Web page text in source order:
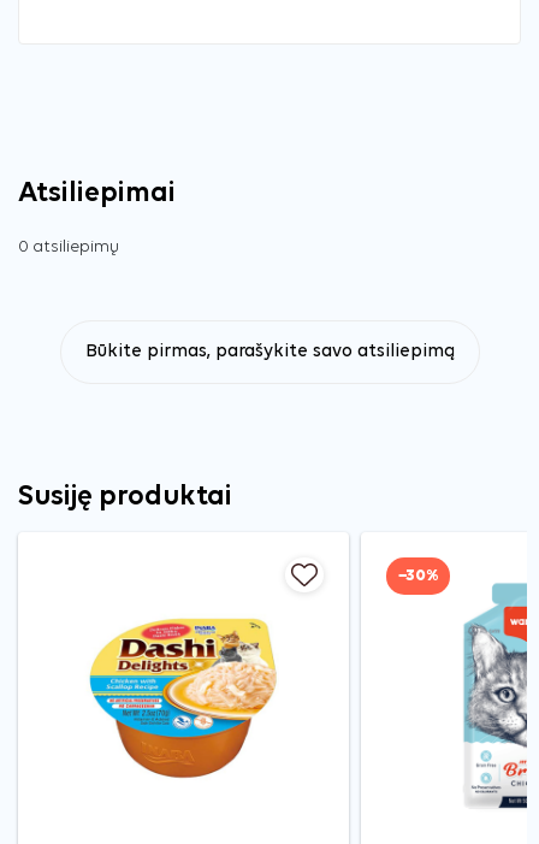
Atsiliepimai
0 atsiliepimų
Būkite pirmas, parašykite savo atsiliepimą
Susiję produktai
−30%